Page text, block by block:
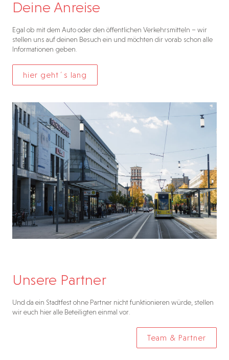
Deine Anreise
Egal ob mit dem Auto oder den öffentlichen Verkehrsmitteln – wir
stellen uns auf deinen Besuch ein und möchten dir vorab schon alle
Informationen geben.
hier geht´s lang
Unsere Partner
Und da ein Stadtfest ohne Partner nicht funktionieren würde, stellen
wir euch hier alle Beteiligten einmal vor.
Team & Partner